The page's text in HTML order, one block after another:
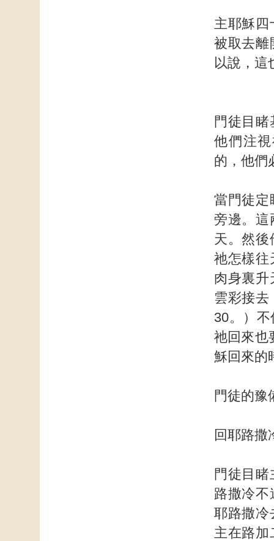
主耶穌四
被取去離
以說，這
門徒目
他們注
的，他們
當門徒定
旁邊。這
天。然後
祂怎樣往
肉身裏升
雲彩接去
30。）
祂回來也
穌回來的
門徒的豫
回耶路撒
門徒目
路撒冷不
耶路撒冷
主在路加